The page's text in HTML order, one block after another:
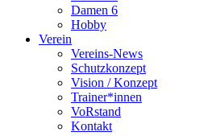
Damen 6
Hobby
Verein
Vereins-News
Schutzkonzept
Vision / Konzept
Trainer*innen
VoRstand
Kontakt